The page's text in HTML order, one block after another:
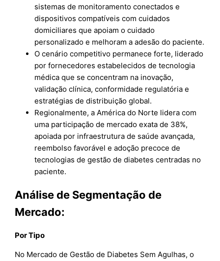
sistemas de monitoramento conectados e
dispositivos compatíveis com cuidados
domiciliares que apoiam o cuidado
personalizado e melhoram a adesão do paciente.
O cenário competitivo permanece forte, liderado
por fornecedores estabelecidos de tecnologia
médica que se concentram na inovação,
validação clínica, conformidade regulatória e
estratégias de distribuição global.
Regionalmente, a América do Norte lidera com
uma participação de mercado exata de 38%,
apoiada por infraestrutura de saúde avançada,
reembolso favorável e adoção precoce de
tecnologias de gestão de diabetes centradas no
paciente.
Análise de Segmentação de
Mercado:
Por Tipo
No Mercado de Gestão de Diabetes Sem Agulhas, o